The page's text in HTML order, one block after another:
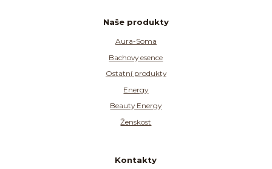
Naše produkty
Aura-Soma
Bachovy esence
Ostatní produkty
Energy
Beauty Energy
Ženskost
Kontakty